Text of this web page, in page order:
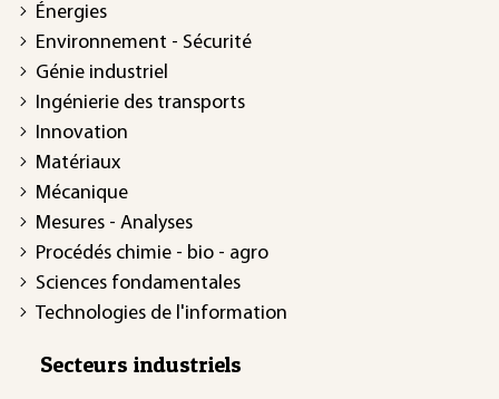
Énergies
Environnement - Sécurité
Génie industriel
Ingénierie des transports
Innovation
Matériaux
Mécanique
Mesures - Analyses
Procédés chimie - bio - agro
Sciences fondamentales
Technologies de l'information
Secteurs industriels